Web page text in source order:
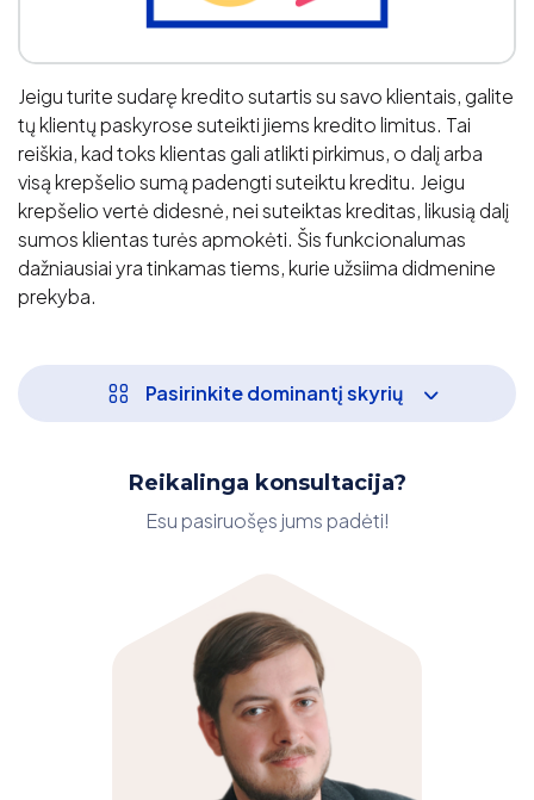
Jeigu turite sudarę kredito sutartis su savo klientais, galite
tų klientų paskyrose suteikti jiems kredito limitus. Tai
reiškia, kad toks klientas gali atlikti pirkimus, o dalį arba
visą krepšelio sumą padengti suteiktu kreditu. Jeigu
krepšelio vertė didesnė, nei suteiktas kreditas, likusią dalį
sumos klientas turės apmokėti. Šis funkcionalumas
dažniausiai yra tinkamas tiems, kurie užsiima didmenine
prekyba.
Pasirinkite dominantį skyrių
Reikalinga konsultacija?
Esu pasiruošęs jums padėti!